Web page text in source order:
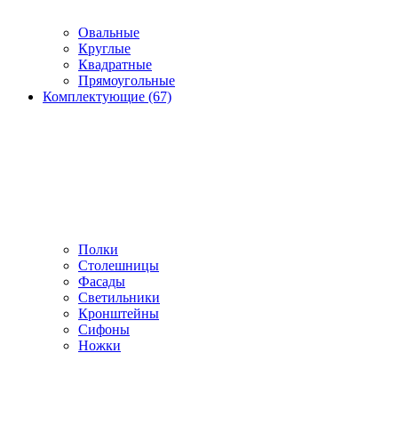
Овальные
Круглые
Квадратные
Прямоугольные
Комплектующие (67)
Полки
Столешницы
Фасады
Светильники
Кронштейны
Сифоны
Ножки